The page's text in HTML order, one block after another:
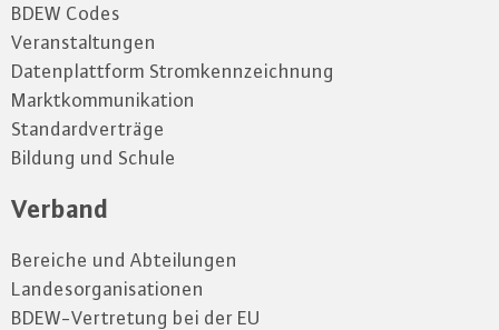
BDEW Codes
Veranstaltungen
Datenplattform Stromkennzeichnung
Marktkommunikation
Standardverträge
Bildung und Schule
Verband
Bereiche und Abteilungen
Landesorganisationen
BDEW-Vertretung bei der EU